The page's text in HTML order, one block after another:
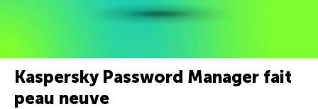
Kaspersky Password Manager fait
peau neuve